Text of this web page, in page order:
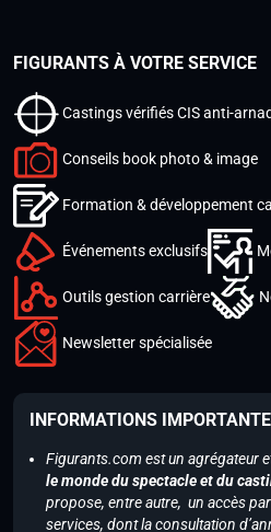
FIGURANTS À VOTRE SERVICE
Castings vérifiés CIS anti-
Conseils book photo & image
Formation & développement
Événements exclusifs
Outils gestion carrière
Newsletter spécialisée
INFORMATIONS
Figurants.com est un agrégateur
le monde du spectacle et du
propose, entre autre, un accès
services, dont la consultation